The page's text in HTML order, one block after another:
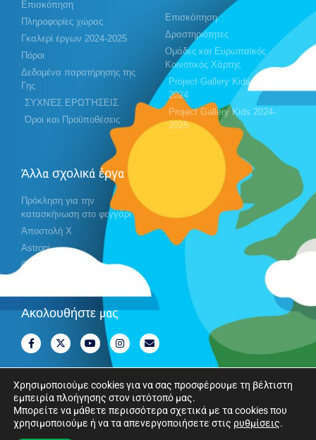
Επισκόπηση
Πληροφορίες χώρας
Γκαλερί έργων 2024-2025
Πόροι
Δεδομένα παρατήρησης της
Γης
ΣΥΧΝΈΣ ΕΡΩΤΉΣΕΙΣ
Όροι και Προϋποθέσεις
Επισκόπηση
Δραστηριότητες
Ομάδες και Ευρωπαϊκός
Κοινοτικός Χάρτης
Project Gallery Kids 2023-
2024
Project Gallery Kids 2024-
2025
Άλλα σχολικά έργα
Πρόκληση για την
κατασκήνωση στο φεγγάρι
Αποστολή X
Astropi
Cansat
Ακολουθήστε μας
Copyright © Ευρωπαϊκός Οργανισμός Διαστήματος. Όλα τα δικαιώματα
διατηρούνται.
Χρησιμοποιούμε cookies για να σας προσφέρουμε τη βέλτιστη
εμπειρία πλοήγησης στον ιστότοπό μας.
Μπορείτε να μάθετε περισσότερα σχετικά με τα cookies που
χρησιμοποιούμε ή να τα απενεργοποιήσετε στις ρυθμίσεις.